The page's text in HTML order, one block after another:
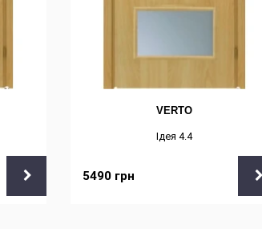
VERTO
Ідея 4.4
5490 грн